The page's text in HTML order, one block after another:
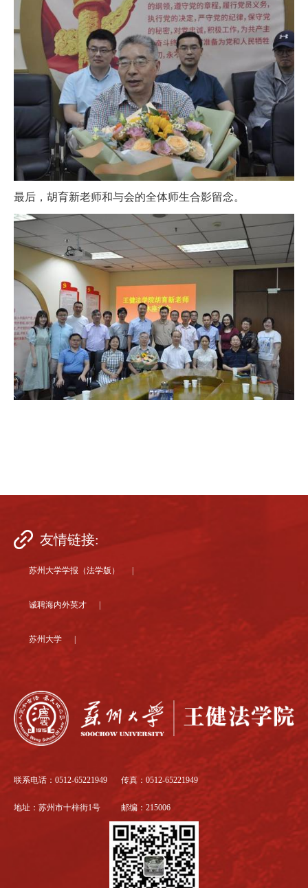
最后，胡育新老师和与会的全体师生合影留念。
友情链接:
苏州大学学报（法学版） |
诚聘海内外英才 |
苏州大学 |
联系电话：0512-65221949
地址：苏州市十梓街1号
传真：0512-65221949
邮编：215006